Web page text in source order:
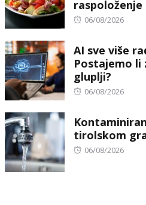
Posted
06/08/2026
AI sve više
Postajemo li
gluplji?
Posted
06/08/2026
tirolskom
Posted
06/08/2026